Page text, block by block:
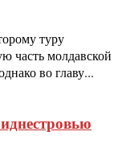
туру
часть молдавской
во главу...